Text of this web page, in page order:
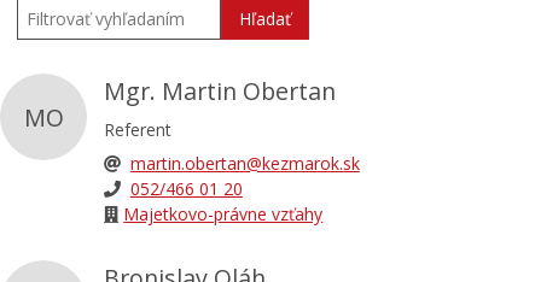
Hľadať
MO
Mgr. Martin Obertan
Referent
martin.obertan@kezmarok.sk
052/466 01 20
Majetkovo-právne vzťahy